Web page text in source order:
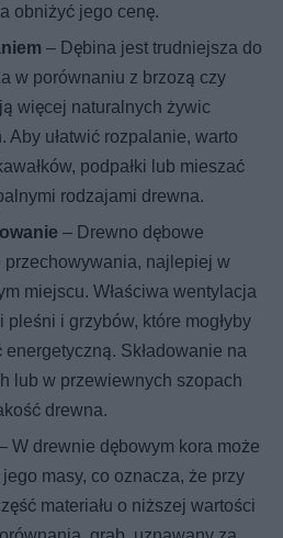
obniżyć jego cenę.
– Dębina jest trudniejsza do
w porównaniu z brzozą czy
więcej naturalnych żywic
Aby ułatwić rozpalanie, warto
podpałki lub mieszać
rodzajami drewna.
– Drewno dębowe
przechowywania, najlepiej w
miejscu. Właściwa wentylacja
i grzybów, które mogłyby
Składowanie na
lub w przewiewnych szopach
drewna.
W drewnie dębowym kora może
masy, co oznacza, że przy
materiału o niższej wartości